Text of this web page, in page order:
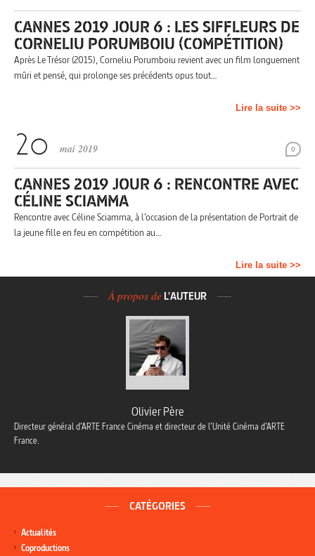
CANNES 2019 JOUR 6 : LES SIFFLEURS DE
CORNELIU PORUMBOIU (COMPÉTITION)
Après Le Trésor (2015), Corneliu Porumboiu revient avec un film longuement
mûri et pensé, qui prolonge ses précédents opus tout…
Lire la suite >>
0
mai 2019
CANNES 2019 JOUR 6 : RENCONTRE AVEC
CÉLINE SCIAMMA
Rencontre avec Céline Sciamma, à l’occasion de la présentation de Portrait de
la jeune fille en feu en compétition au…
Lire la suite >>
À propos de L'AUTEUR
Olivier Père
Directeur général d’ARTE France Cinéma et directeur de l’Unité Cinéma d’ARTE
France.
CATÉGORIES
Actualités
Coproductions